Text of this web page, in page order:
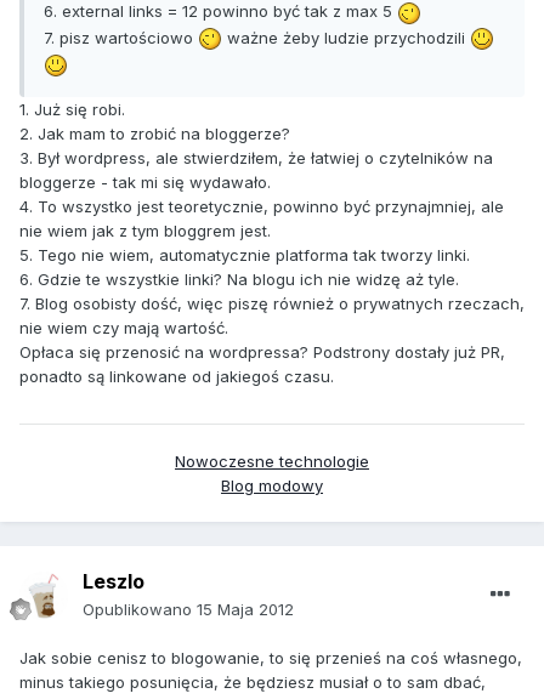
6. external links = 12 powinno być tak z max 5
7. pisz wartościowo
ważne żeby ludzie przychodzili
1. Już się robi.
2. Jak mam to zrobić na bloggerze?
3. Był wordpress, ale stwierdziłem, że łatwiej o czytelników na
bloggerze - tak mi się wydawało.
4. To wszystko jest teoretycznie, powinno być przynajmniej, ale
nie wiem jak z tym bloggrem jest.
5. Tego nie wiem, automatycznie platforma tak tworzy linki.
6. Gdzie te wszystkie linki? Na blogu ich nie widzę aż tyle.
7. Blog osobisty dość, więc piszę również o prywatnych rzeczach,
nie wiem czy mają wartość.
Opłaca się przenosić na wordpressa? Podstrony dostały już PR,
ponadto są linkowane od jakiegoś czasu.
Nowoczesne technologie
Blog modowy
Leszlo
Opublikowano 15 Maja 2012
Jak sobie cenisz to blogowanie, to się przenieś na coś własnego,
minus takiego posunięcia, że będziesz musiał o to sam dbać,